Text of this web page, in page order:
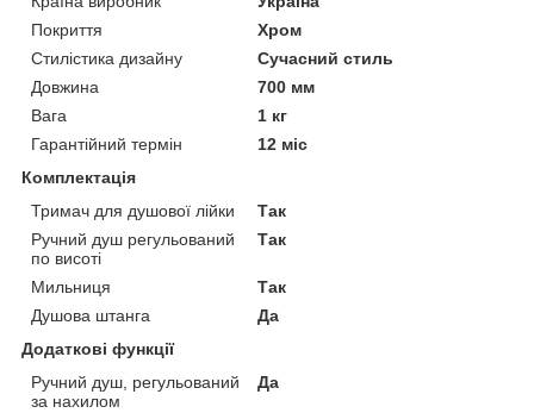
Покриття
Хром
Стилістика дизайну
Сучасний стиль
Довжина
700 мм
Вага
1 кг
Гарантійний термін
12 міс
Комплектація
Тримач для душової лійки
Так
Ручний душ регульований
по висоті
Так
Мильниця
Так
Душова штанга
Да
Додаткові функції
Ручний душ, регульований
за нахилом
Да